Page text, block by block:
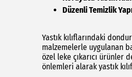
Düzenli Temizlik
Yastık kılıflarındaki
malzemelerle uygulanan
özel leke çıkarıcı
önlemleri alarak yastık